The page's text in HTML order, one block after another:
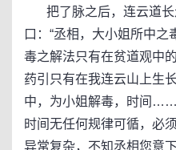
把了脉之后，连云道长
口：“丞相，大小姐所中
毒之解法只有在贫道观中
药引只有在我连云山上生
中，为小姐解毒，时间
时间无任何规律可循，必
异常复杂，不知丞相您意